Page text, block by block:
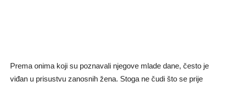
Prema onima koji su poznavali njegove mlade dane, često je
viđan u prisustvu zanosnih žena. Stoga ne čudi što se prije